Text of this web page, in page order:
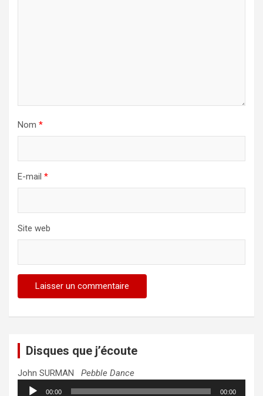
Nom *
E-mail *
Site web
Disques que j’écoute
John SURMAN Pebble Dance
Lecteur
00:00 00:00